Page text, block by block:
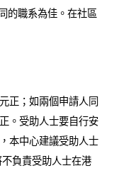
的職系為佳。在社區
正；如兩個申請人同
。受助人士要自行安
本中心建議受助人士
負責受助人士在港